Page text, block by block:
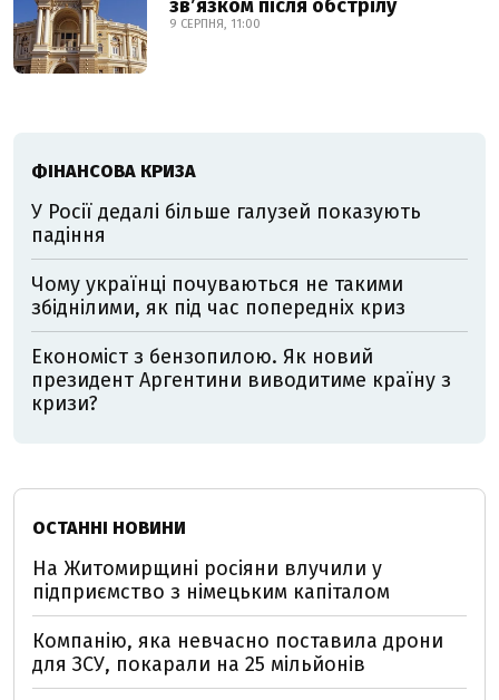
звʼязком після обстрілу
9 СЕРПНЯ, 11:00
ФІНАНСОВА КРИЗА
У Росії дедалі більше галузей показують
падіння
Чому українці почуваються не такими
збіднілими, як під час попередніх криз
Економіст з бензопилою. Як новий
президент Аргентини виводитиме країну з
кризи?
ОСТАННІ НОВИНИ
На Житомирщині росіяни влучили у
підприємство з німецьким капіталом
Компанію, яка невчасно поставила дрони
для ЗСУ, покарали на 25 мільйонів